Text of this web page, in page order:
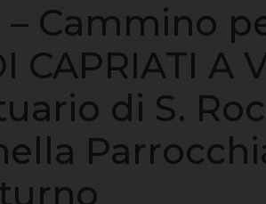
Cammino
CAPRIATI A
di S.